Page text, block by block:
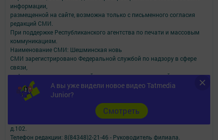
А вы уже видели новое видео Tatmedia
Junior?
Cмотреть
информации,
размещенной на сайте, возможна только с письменного согласия
редакций СМИ.
При поддержке Республиканского агентства по печати и массовым
коммуникациям.
Наименование СМИ: Шешминская новь
СМИ зарегистрировано Федеральной службой по надзору в сфере
связи,
информационных технологий и массовых коммуникаций
запись о регистрации СМИ ЭЛ № ФС 77 - 90148 от 07.10.2025
ФИО главного редактора: Мусин Азат Вализанович Email:
sheshminskaja-nov.dir@tatmedia.com
Адрес редакции: 423190, Российская Федерация, Республика
Татарстан, Новошешминский район, с.Новошешминск, ул.Ленина,
д.102.
Телефон редакции: 8(84348)2-21-46 - Руководитель филиала.